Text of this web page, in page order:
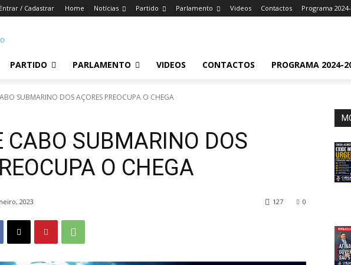
Entrar / Cadastrar Home Notícias Partido Parlamento Videos Contactos Programa
PARTIDO PARLAMENTO VIDEOS CONTACTOS PROGRAMA 2024-
SUBMARINO DOS AÇORES PREOCUPA O CHEGA
CABO SUBMARINO DOS
O CHEGA
2023 0
127